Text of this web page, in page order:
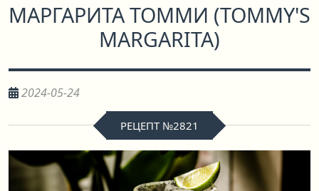
МАРГАРИТА ТОММИ (TOMMY'S
MARGARITA)
2024-05-24
РЕЦЕПТ №2821